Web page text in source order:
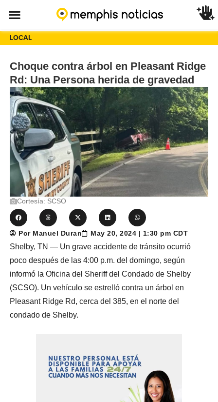
LOCAL
Choque contra árbol en Pleasant Ridge
Rd: Una Persona herida de gravedad
Cortesía: SCSO
Por Manuel Duran May 20, 2024 | 1:30 pm CDT
Shelby, TN — Un grave accidente de tránsito ocurrió
poco después de las 4:00 p.m. del domingo, según
informó la Oficina del Sheriff del Condado de Shelby
(SCSO). Un vehículo se estrelló contra un árbol en
Pleasant Ridge Rd, cerca del 385, en el norte del
condado de Shelby.